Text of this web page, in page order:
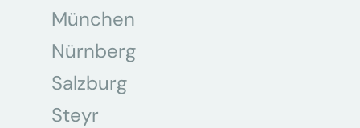
München
Nürnberg
Salzburg
Steyr